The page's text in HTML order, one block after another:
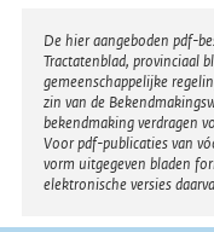
Disclaimer
De hier aangeboden pdf-
Tractatenblad, provinciaal
gemeenschappelijke
zin van de
bekendmaking verdragen
Voor pdf-publicaties van
vorm uitgegeven bladen
elektronische versies